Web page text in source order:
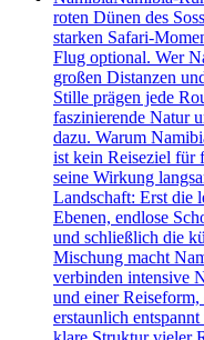
roten Dünen des
starken Safari-
Flug optional. Wer
großen Distanzen
Stille prägen jede
faszinierende Natur
dazu. Warum
ist kein Reiseziel für
seine Wirkung
Landschaft: Erst die
Ebenen, endlose
und schließlich die
Mischung macht
verbinden intensive
und einer
erstaunlich